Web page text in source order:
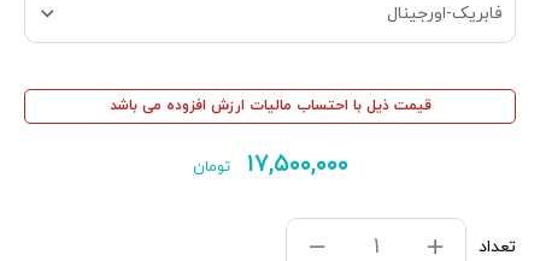
فابریک-اورجینال
قیمت ذیل با احتساب مالیات ارزش افزوده می باشد
۱۷,۵۰۰,۰۰۰ تومان
تعداد